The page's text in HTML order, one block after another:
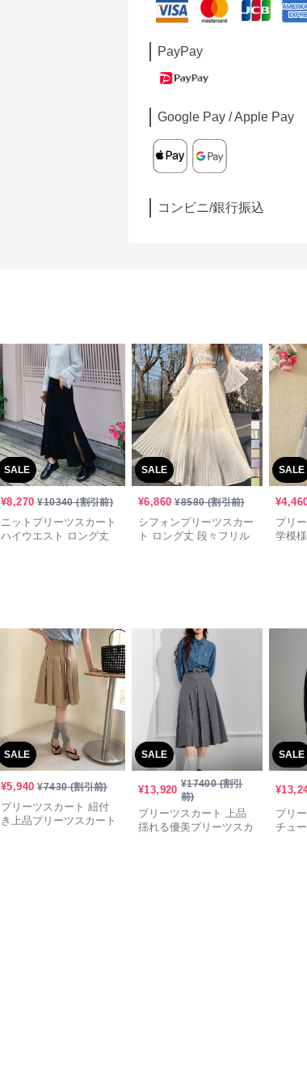
PayPay
Google Pay / Apple Pay
コンビニ/銀行振込
SALE
¥8,270 ¥10340(割引前)
ニットプリーツスカート
ハイウエスト ロング丈
SALE
¥6,860 ¥8580(割引前)
シフォンプリーツスカー
ト ロング丈 段々フリル
SALE
¥
プリ
学模
SALE
¥5,940 ¥7430(割引前)
プリーツスカート 紐付
き上品プリーツスカート
SALE
¥13,920 ¥17400(割引
前)
プリーツスカート 上品
揺れる優美プリーツスカ
SALE
¥
プリ
チュ